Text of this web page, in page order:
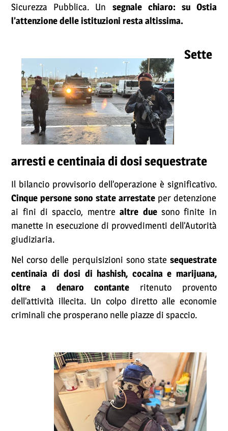
Sicurezza Pubblica. Un segnale chiaro: su Ostia
l’attenzione delle istituzioni resta altissima.
Sette
arresti e centinaia di dosi sequestrate
Il bilancio provvisorio dell’operazione è significativo.
Cinque persone sono state arrestateper detenzione
ai fini di spaccio, mentrealtre due sono finite in
manette in esecuzione di provvedimenti dell’Autorità
giudiziaria.
Nel corso delle perquisizioni sono state sequestrate
centinaia di dosi di hashish, cocaina e marijuana,
oltre a denaro contante ritenuto provento
dell’attività illecita. Un colpo diretto alle economie
criminali che prosperano nelle piazze di spaccio.